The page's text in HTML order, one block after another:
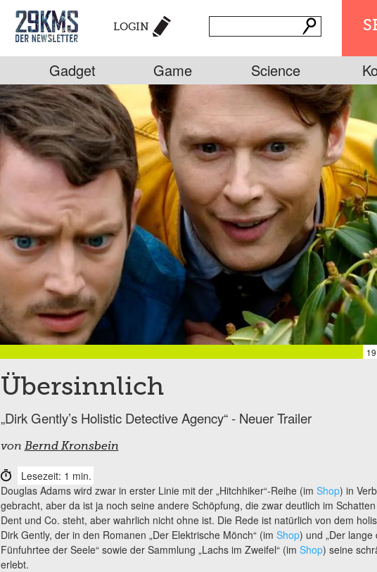
LOGIN
Gadget Game Science
Übersinnlich
„Dirk Gently’s Holistic Detective Agency“ - Neuer Trailer
von Bernd Kronsbein
Lesezeit: 1 min.
Douglas Adams wird zwar in erster Linie mit der „Hitchhiker“-Reihe (im Shop) in
gebracht, aber da ist ja noch seine andere Schöpfung, die zwar deutlich im
Dent und Co. steht, aber wahrlich nicht ohne ist. Die Rede ist natürlich von dem
Dirk Gently, der in den Romanen „Der Elektrische Mönch“ (im Shop) und „Der lange
Fünfuhrtee der Seele“ sowie der Sammlung „Lachs im Zweifel“ (im Shop) seine
erlebt.